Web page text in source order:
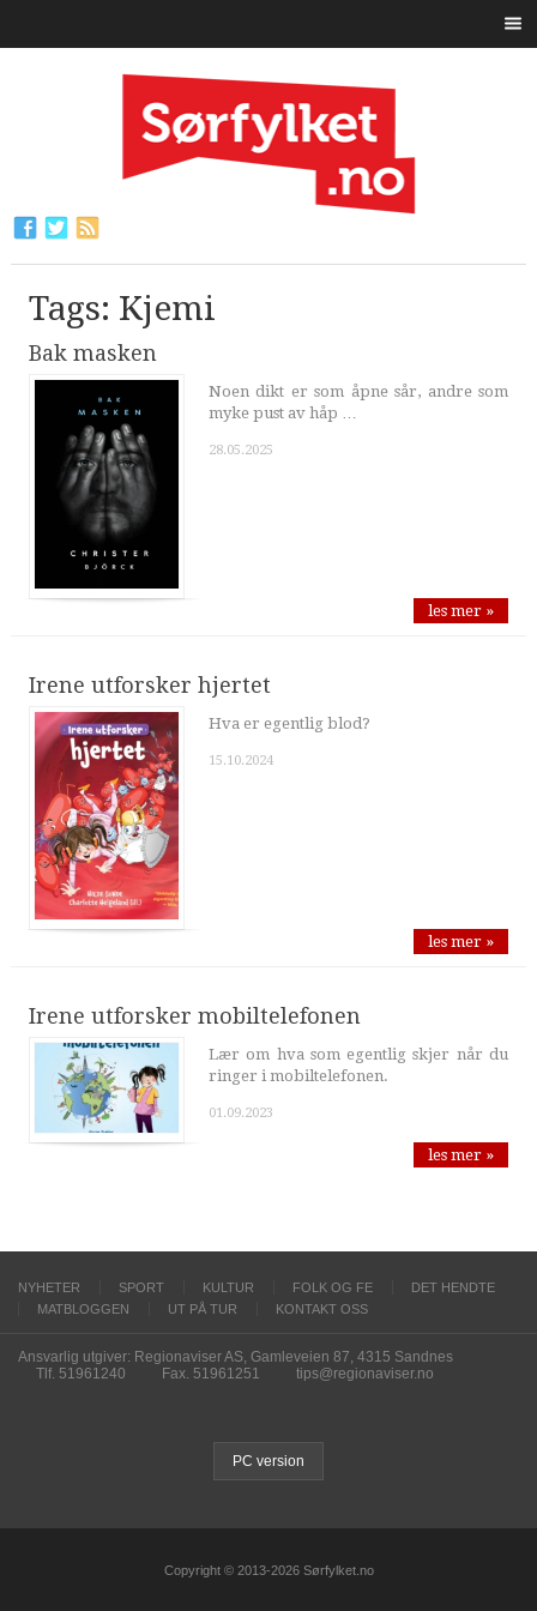
Tags: Kjemi
Bak masken
Noen dikt er som åpne sår, andre som
myke pust av håp …
28.05.2025
les mer »
Irene utforsker hjertet
Hva er egentlig blod?
15.10.2024
les mer »
Irene utforsker mobiltelefonen
Lær om hva som egentlig skjer når du
ringer i mobiltelefonen.
01.09.2023
les mer »
NYHETER SPORT KULTUR FOLK OG FE
DET HENDTE
MATBLOGGEN
UT PÅ TUR KONTAKT OSS
Ansvarlig utgiver: Regionaviser AS, Gamleveien 87, 4315 Sandnes
Tlf. 51961240
Fax. 51961251 tips@regionaviser.no
PC version
Copyright © 2013-2026 Sørfylket.no